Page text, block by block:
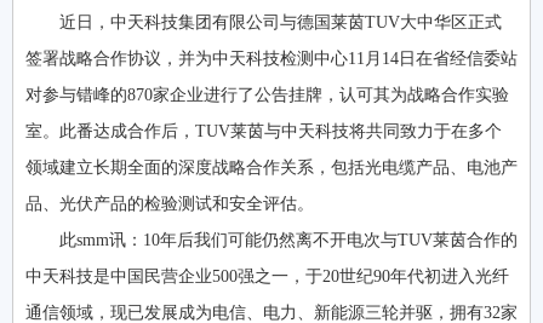
近日，中天科技集团有限公司与德国莱茵TUV大中华区正式
签署战略合作协议，并为中天科技检测中心11月14日在省经信委站
对参与错峰的870家企业进行了公告挂牌，认可其为战略合作实验
室。此番达成合作后，TUV莱茵与中天科技将共同致力于在多个
领域建立长期全面的深度战略合作关系，包括光电缆产品、电池产
品、光伏产品的检验测试和安全评估。
此smm讯：10年后我们可能仍然离不开电次与TUV莱茵合作的
中天科技是中国民营企业500强之一，于20世纪90年代初进入光纤
通信领域，现已发展成为电信、电力、新能源三轮并驱，拥有32家